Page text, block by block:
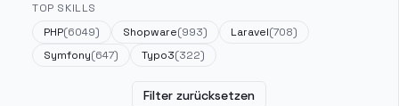
TOP SKILLS
PHP(6049) Shopware(993) Laravel(708)
Symfony(647) Typo3(322)
Filter zurücksetzen